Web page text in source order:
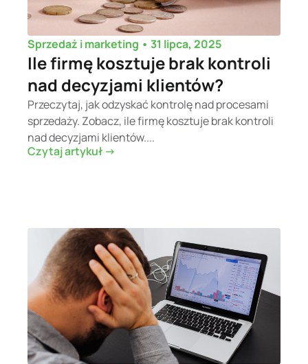
Sprzedaż i marketing • 31 lipca, 2025
Ile firmę kosztuje brak kontroli
nad decyzjami klientów?
Przeczytaj, jak odzyskać kontrolę nad procesami
sprzedaży. Zobacz, ile firmę kosztuje brak kontroli
nad decyzjami klientów....
Czytaj artykuł ->